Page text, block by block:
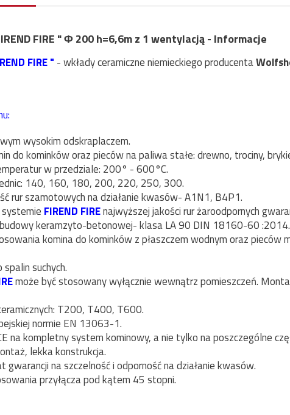
FIRE " Φ 200 h=6,6m z 1 wentylacją - Informacje
FIRE " - wkłady ceramiczne niemieckiego producenta
wysokim odskraplaczem.
do kominków oraz pieców na paliwa stałe: drewno, trociny,
w przedziale: 200° - 600°C.
140, 160, 180, 200, 220, 250, 300.
rur szamotowych na działanie kwasów- A1N1, B4P1.
FIREND FIREnajwyższej jakości rur żaroodpornych
keramzyto-betonowej- klasa LA 90 DIN 18160-60 :2014.
komina do kominków z płaszczem wodnym oraz
suchych.
może być stosowany wyłącznie wewnątrz pomieszczeń.
T200, T400, T600.
normie EN 13063-1.
na kompletny system kominowy, a nie tylko na poszczególne
lekka konstrukcja.
gwarancji na szczelność i odporność na działanie kwasów.
przyłącza pod kątem 45 stopni.